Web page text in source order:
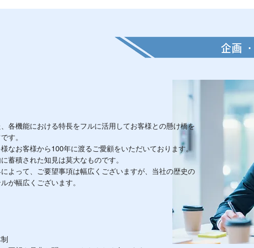
企画
各機能における特長をフルに活用してお客様との懸け橋を
す。
なお客様から100年に渡るご愛顧をいただいております。
蓄積された知見は莫大なものです。
よって、ご要望事項は幅広くございますが、当社の歴史の
が幅広くございます。